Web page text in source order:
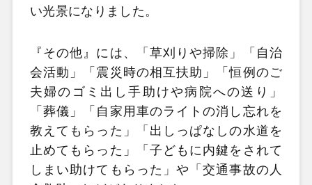
い光景になりました。
『その他』には、「草刈りや掃除」「自治
会活動」「震災時の相互扶助」「恒例のご
夫婦のゴミ出し手助けや病院への送り」
「葬儀」「自家用車のライトの消し忘れを
教えてもらった」「出しっぱなしの水道を
止めてもらった」「子どもに内鍵をされて
しまい助けてもらった」や「交通事故の人